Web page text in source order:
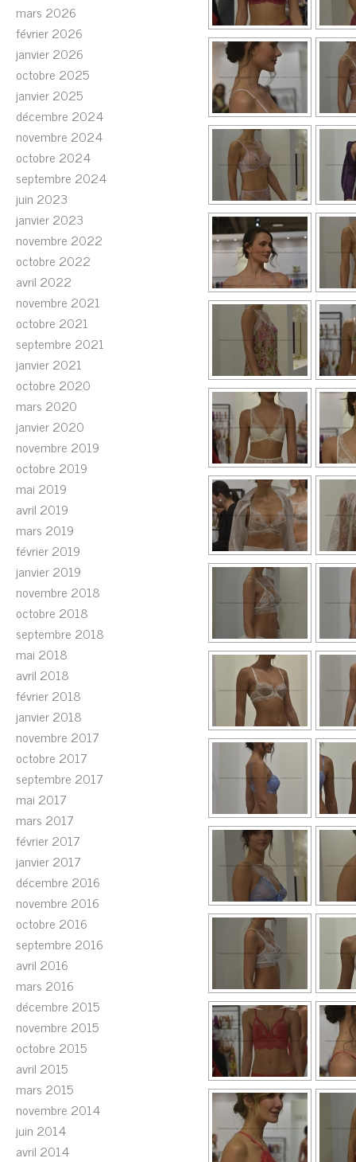
mars 2026
février 2026
janvier 2026
octobre 2025
janvier 2025
décembre 2024
novembre 2024
octobre 2024
septembre 2024
juin 2023
janvier 2023
novembre 2022
octobre 2022
avril 2022
novembre 2021
octobre 2021
septembre 2021
janvier 2021
octobre 2020
mars 2020
janvier 2020
novembre 2019
octobre 2019
mai 2019
avril 2019
mars 2019
février 2019
janvier 2019
novembre 2018
octobre 2018
septembre 2018
mai 2018
avril 2018
février 2018
janvier 2018
novembre 2017
octobre 2017
septembre 2017
mai 2017
mars 2017
février 2017
janvier 2017
décembre 2016
novembre 2016
octobre 2016
septembre 2016
avril 2016
mars 2016
décembre 2015
novembre 2015
octobre 2015
avril 2015
mars 2015
novembre 2014
juin 2014
avril 2014